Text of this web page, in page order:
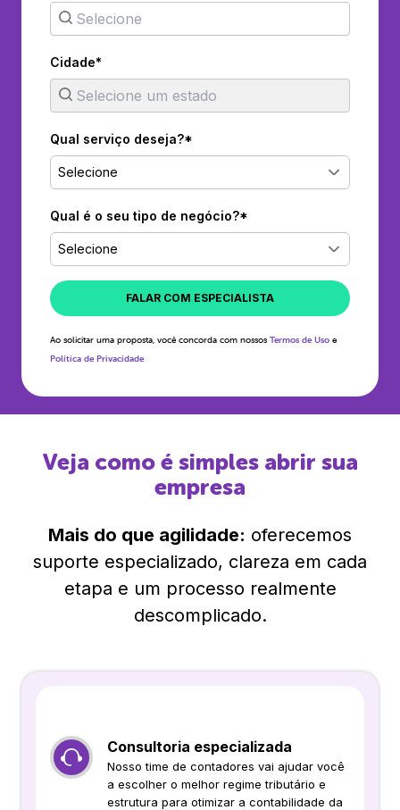
Cidade*
Qual serviço deseja?*
Selecione
Qual é o seu tipo de negócio?*
Selecione
FALAR COM ESPECIALISTA
Ao solicitar uma proposta, você concorda com nossos Termos de Uso e
Política de Privacidade
Veja como é simples abrir sua
empresa
Mais do que agilidade: oferecemos
suporte especializado, clareza em cada
etapa e um processo realmente
descomplicado.
Consultoria especializada
Nosso time de contadores vai ajudar você
a escolher o melhor regime tributário e
estrutura para otimizar a contabilidade da